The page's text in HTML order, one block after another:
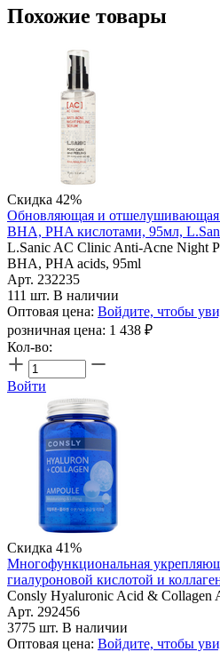
Похожие товары
Скидка 42%
Обновляющая и отшелушивающая
BHA, PHA кислотами, 95мл,
L.Sanic AC Clinic Anti-Acne Night
BHA, PHA acids, 95ml
Арт. 232235
111 шт. В наличии
Оптовая цена: Войдите, чтобы
розничная цена: 1 438 ₽
Кол-во:
Войти
Скидка 41%
Многофункциональная
гиалуроновой кислотой и
Consly Hyaluronic Acid & Collagen
Арт. 292456
3775 шт. В наличии
Оптовая цена: Войдите, чтобы